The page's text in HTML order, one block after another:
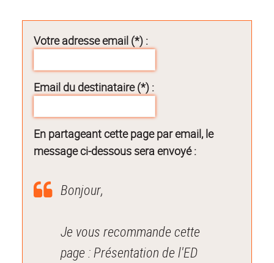
Votre adresse email (*) :
Email du destinataire (*) :
En partageant cette page par email, le
message ci-dessous sera envoyé :
Bonjour,
Je vous recommande cette
page : Présentation de l'ED